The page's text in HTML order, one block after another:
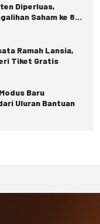
Diperluas,
Saham ke 8
Ramah Lansia,
Tiket Gratis
Baru
Uluran Bantuan